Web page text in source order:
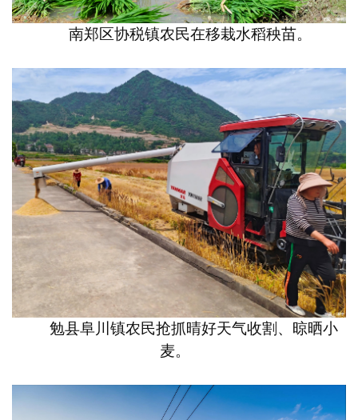
南郑区协税镇农民在移栽水稻秧苗。
勉县阜川镇农民抢抓晴好天气收割、晾晒小
麦。